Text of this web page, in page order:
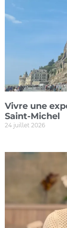
Vivre une
Saint-Michel
24 juillet 2026